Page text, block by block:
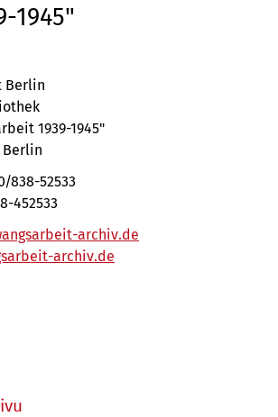
1945"
Berlin
1939-1945"
Berlin
838-52533
452533
archiv.de
archiv.de